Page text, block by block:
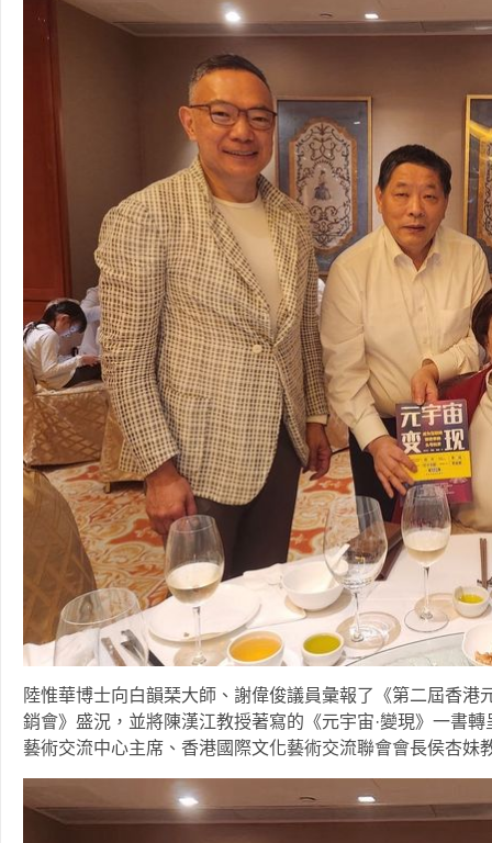
陸惟華博士向白韻琹大師、謝偉俊議員彙報了《第二屆香
銷會》盛況，並將陳漢江教授著寫的《元宇宙·變現》一書
藝術交流中心主席、香港國際文化藝術交流聯會會長侯杏妹